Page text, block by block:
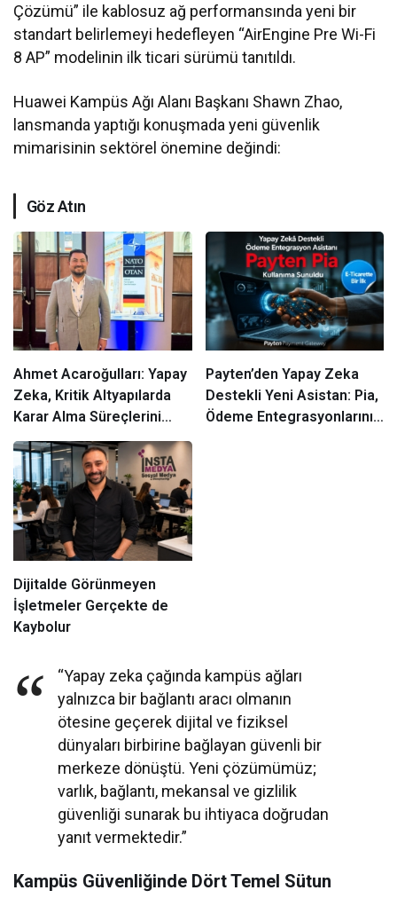
Çözümü” ile kablosuz ağ performansında yeni bir
standart belirlemeyi hedefleyen “AirEngine Pre Wi-Fi
8 AP” modelinin ilk ticari sürümü tanıtıldı.
Huawei Kampüs Ağı Alanı Başkanı Shawn Zhao,
lansmanda yaptığı konuşmada yeni güvenlik
mimarisinin sektörel önemine değindi:
Göz Atın
Ahmet Acaroğulları: Yapay
Zeka, Kritik Altyapılarda
Karar Alma Süreçlerini
Dönüştürüyor
Payten’den Yapay Zeka
Destekli Yeni Asistan: Pia,
Ödeme Entegrasyonlarını
Dijitalde Görünmeyen
İşletmeler Gerçekte de
Kaybolur
“Yapay zeka çağında kampüs ağları
yalnızca bir bağlantı aracı olmanın
ötesine geçerek dijital ve fiziksel
dünyaları birbirine bağlayan güvenli bir
merkeze dönüştü. Yeni çözümümüz;
varlık, bağlantı, mekansal ve gizlilik
güvenliği sunarak bu ihtiyaca doğrudan
yanıt vermektedir.”
Kampüs Güvenliğinde Dört Temel Sütun